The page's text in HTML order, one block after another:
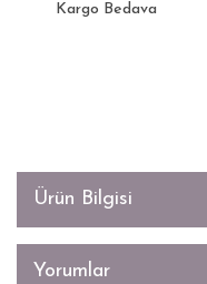
Kargo Bedava
Ürün Bilgisi
Yorumlar